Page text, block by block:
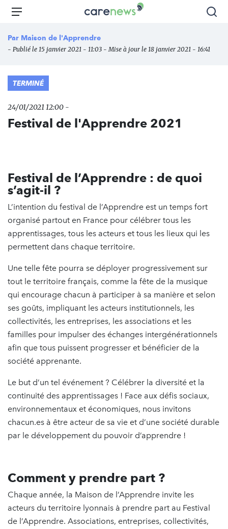
Aller
principal
Carenews,
média
des
Menu
Par Maison de l'Apprendre
- Publié le 15 janvier 2021 - 11:03 - Mise à jour le 18 janvier 2021 - 16:41
TERMINÉ
24/01/2021 12:00 -
Festival de l'Apprendre 2021
Festival de l’Apprendre : de quoi
s’agit-il ?
L’intention du festival de l’Apprendre est un temps fort
organisé partout en France pour célébrer tous les
apprentissages, tous les acteurs et tous les lieux qui les
permettent dans chaque territoire.
Une telle fête pourra se déployer progressivement sur
tout le territoire français, comme la fête de la musique
qui encourage chacun à participer à sa manière et selon
ses goûts, impliquant les acteurs institutionnels, les
collectivités, les entreprises, les associations et les
familles pour impulser des échanges intergénérationnels
afin que tous puissent progresser et bénéficier de la
société apprenante.
​Le but d’un tel événement ? Célébrer la diversité et la
continuité des apprentissages ! Face aux défis sociaux,
environnementaux et économiques, nous invitons
chacun.es à être acteur de sa vie et d’une société durable
par le développement du pouvoir d’apprendre !
Comment y prendre part ?
Chaque année, la Maison de l’Apprendre invite les
acteurs du territoire lyonnais à prendre part au Festival
de l’Apprendre. Associations, entreprises, collectivités,